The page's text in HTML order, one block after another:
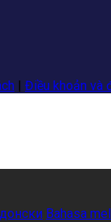
Điều khoản và
Bahasa